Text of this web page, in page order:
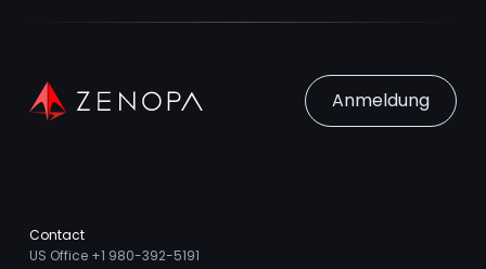
Anmeldung
Contact
US Office +1 980-392-5191